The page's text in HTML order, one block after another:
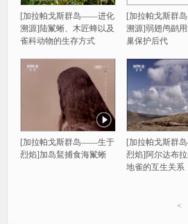
[加拉帕戈斯群岛——进化
溯源]陆鬣蜥、木匠蜂以及
雀科动物的生存方式
[加拉帕戈斯群
溯源]弱翅鸬鹚
巢保护后代
[加拉帕戈斯群岛——生于
烈焰]加岛鵟捕食海鬣蜥
[加拉帕戈斯群
烈焰]阿尔达布
地雀的互生关系
<